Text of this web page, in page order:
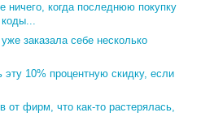
ничего, когда последнюю покупку
заказала себе несколько
10% процентную скидку, если
от фирм, что как-то растерялась,